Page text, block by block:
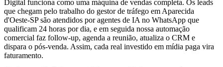
Digital funciona como uma máquina de vendas completa. Os leads
que chegam pelo trabalho do gestor de tráfego em Aparecida
d'Oeste-SP são atendidos por agentes de IA no WhatsApp que
qualificam 24 horas por dia, e em seguida nossa automação
comercial faz follow-up, agenda a reunião, atualiza o CRM e
dispara o pós-venda. Assim, cada real investido em mídia paga vira
faturamento.